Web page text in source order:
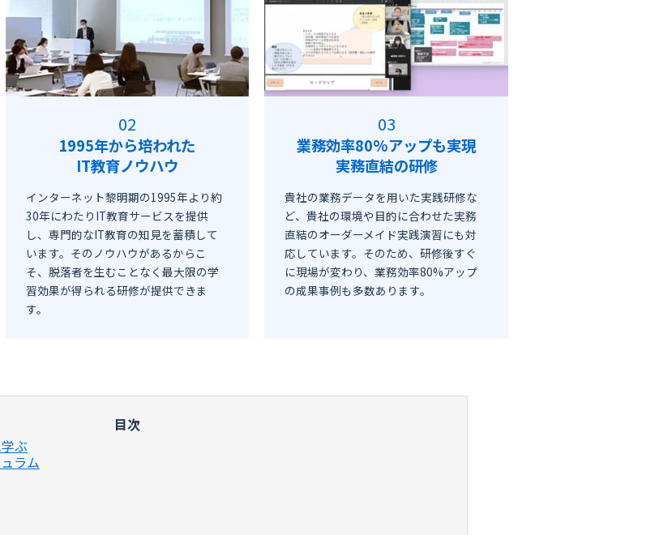
1995年から培われた
IT教育ノウハウ
インターネット黎明期の1995年より約
30年にわたりIT教育サービスを提供
し、専門的なIT教育の知見を蓄積して
います。そのノウハウがあるからこ
そ、脱落者を生むことなく最大限の学
習効果が得られる研修が提供できま
す。
業務効率80%アップも実現
実務直結の研修
貴社の業務データを用いた実践研修な
ど、貴社の環境や目的に合わせた実務
直結のオーダーメイド実践演習にも対
応しています。そのため、研修後すぐ
に現場が変わり、業務効率80%アップ
の成果事例も多数あります。
ぶ
ラム